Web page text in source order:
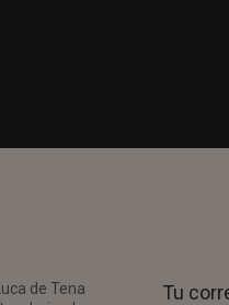
de Tena